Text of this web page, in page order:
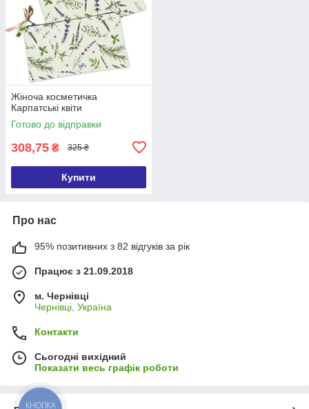
Жіноча косметичка
Карпатські квіти
Готово до відправки
308,75 ₴ 325 ₴
Купити
Про нас
95% позитивних з 82 відгуків за рік
Працює з 21.09.2018
м. Чернівці
Чернівці, Україна
Контакти
Сьогодні вихідний
Показати весь графік роботи
КНОПКА